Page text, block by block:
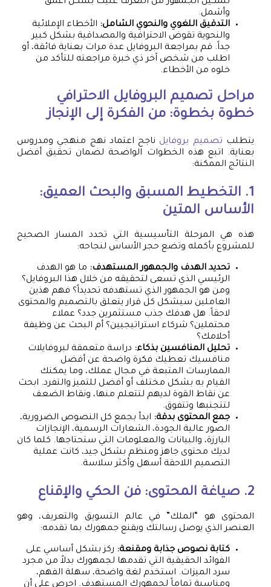
وأشمل.
التدقيق اللغوي والنحوي الشامل: الأخطاء الإملائية
والنحوية تقوض الاحترافية والمصداقية بشكل كبير
جداً. قم بمراجعة البروفايل عدة مرات بعناية فائقة، أو
اطلب من شخص آخر ذي خبرة مراجعته للتأكد من
خلوه من الأخطاء.
مراحل تصميم البروفايل الاحترافي
خطوة بخطوة: من الفكرة إلى الإنجاز
يتطلب تصميم بروفايل ناجح اعتماد نهج منهجي ومدروس
بعناية. اتبع هذه الخطوات الواضحة لضمان تحقيق أفضل
النتائج الممكنة:
1. التخطيط المسبق والبحث العميق:
الأساس المتين
هذه هي المرحلة التأسيسية التي تحدد المسار الصحيح
للمشروع بأكمله وتضع حجر الأساس لنجاحه:
تحديد الهدف والجمهور المستهدف: ما هو الهدف
الرئيسي الذي تسعى لتحقيقه من خلال هذا البروفايل؟
ومن هو الجمهور الذي تستهدفه تحديداً؟ فهم هذين
العاملين سيشكل كل قرار يتعلق بالتصميم والمحتوى
لاحقاً. هل هدفك جذب مستثمرين جدد؟ عملاء
محتملين؟ شركاء استراتيجيين؟ أم البحث عن وظيفة
أحلامك؟
تحليل المنافسين بذكاء: دراسة متعمقة لبروفايلات
منافسيك تعطيك فكرة واضحة عن أفضل
الممارسات المتبعة في مجال عملك، وما يمكنك
القيام به بشكل مختلف أو أفضل للتميز والتفرد. ابحث
عن نقاط القوة لديهم لتتعلم منها، ونقاط الضعف
لتتجنبها وتتفوق.
جمع المحتوى بدقة: ابدأ بجمع كل النصوص الضرورية،
الصور عالية الجودة، الشعارات الرسمية، الإنجازات
البارزة، والبيانات والمعلومات التي ستحتاجها. كلما كان
لديك محتوى جاهز ومنظم بشكل جيد، كانت عملية
التصميم اللاحقة أسهل وأكثر سلاسة.
2. صياغة المحتوى: فن الحكي والإقناع
المحتوى هو “الملك” في عالم التسويق والتعريف، وهو
العنصر الذي يوصل رسالتك ويقنع جمهورك بما تقدمه:
كتابة نصوص جذابة ومقنعة: ركز بشكل أساسي على
الفوائد الحقيقية التي تقدمها لجمهورك بدلاً من مجرد
سرد الميزات. استخدم لغة واضحة، سهلة الفهم،
ومناسبة تماماً لجمهورك المستهدف. احرص على أن